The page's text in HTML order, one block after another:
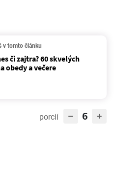
v tomto článku
či zajtra? 60 skvelých
obedy a večere
porcií 6